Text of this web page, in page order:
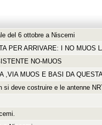
del 6 ottobre a Niscemi
PER ARRIVARE: I NO MUOS
NO-MUOS
,VIA MUOS E BASI DA
si deve costruire e le antenne